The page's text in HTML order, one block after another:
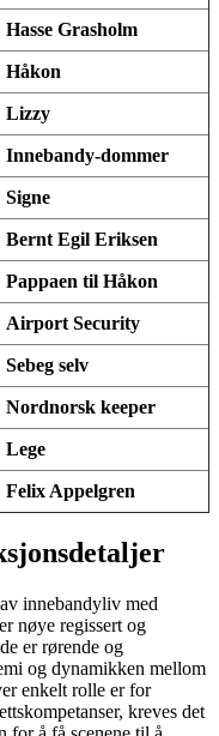
Hasse Grasholm
Håkon
Lizzy
Innebandy-dommer
Signe
Bernt Egil Eriksen
Pappaen til Håkon
Airport Security
Sebeg selv
Nordnorsk keeper
Lege
Felix Appelgren
innebandyliv med
nøye regissert og
er rørende og
og dynamikken mellom
enkelt rolle er for
kreves det